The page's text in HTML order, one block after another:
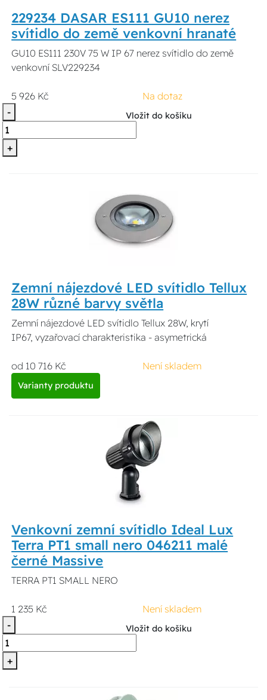
229234 DASAR ES111 GU10 nerez
svítidlo do země venkovní hranaté
GU10 ES111 230V 75 W IP 67 nerez svítidlo do země
venkovní SLV229234
5 926 Kč
Na dotaz
-
+
Vložit do košíku
Zemní nájezdové LED svítidlo Tellux
28W různé barvy světla
Zemní nájezdové LED svítidlo Tellux 28W, krytí
IP67, vyzařovací charakteristika - asymetrická
od 10 716 Kč Není skladem
Varianty produktu
Venkovní zemní svítidlo Ideal Lux
Terra PT1 small nero 046211 malé
černé Massive
TERRA PT1 SMALL NERO
1 235 Kč
Není skladem
-
+
Vložit do košíku